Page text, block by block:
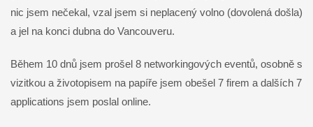
nic jsem nečekal, vzal jsem si neplacený volno (dovolená došla)
a jel na konci dubna do Vancouveru.
Během 10 dnů jsem prošel 8 networkingových eventů, osobně s
vizitkou a životopisem na papíře jsem obešel 7 firem a dalších 7
applications jsem poslal online.